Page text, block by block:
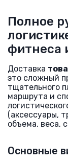
Полное
фитнеса
Доставка
это сложный
тщательного
маршрута и
(аксессуары,
объема, веса,
Основные